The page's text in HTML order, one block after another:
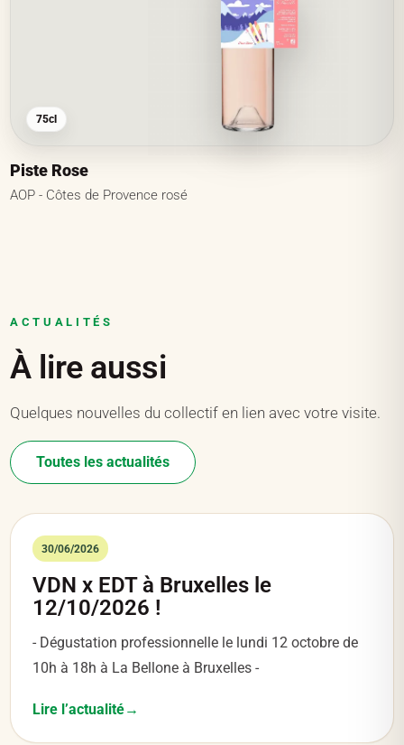
75cl
Piste Rose
AOP - Côtes de Provence rosé
ACTUALITÉS
À lire aussi
Quelques nouvelles du collectif en lien avec votre visite.
Toutes les actualités
30/06/2026
VDN x EDT à Bruxelles le
12/10/2026 !
- Dégustation professionnelle le lundi 12 octobre de
10h à 18h à La Bellone à Bruxelles -
Lire l’actualité